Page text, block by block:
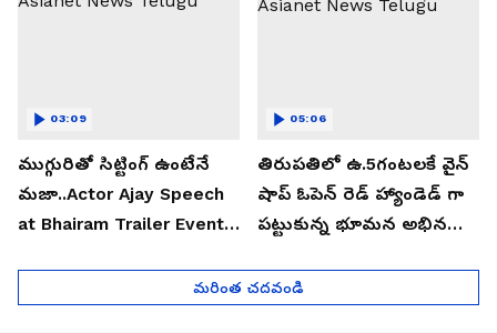
ముగ్గురితో సిట్టింగ్ ఉంటేనే
మజా..Actor Ajay Speech
at Bhairam Trailer Event |
03:09
తిరుపతిలో ఉ.5గంటలకే వైన్
షాప్ ఓపెన్ రెడ్ హ్యాండెడ్ గా
పట్టుకున్న భూమన అభినయ్|
05:06
మరింత చదవండి